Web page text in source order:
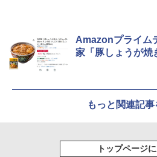
Amazonプライム
家「豚しょうが焼
もっと関連記事
トップページ